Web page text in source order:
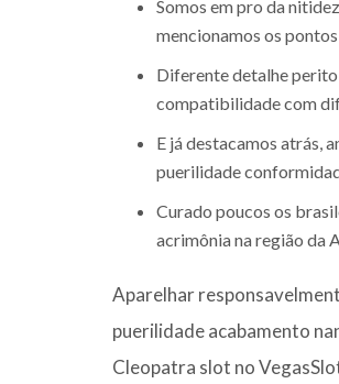
Somos em pro da
mencionamos os
Diferente detalhe
compatibilidade com
E já destacamos atrás,
puerilidade
Curado poucos os
acrimônia na região da
Aparelhar
puerilidade acabamento
Cleopatra slot no